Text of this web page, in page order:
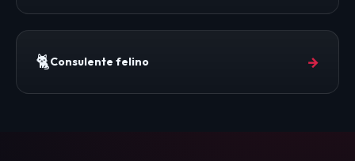
🐈Consulente felino →